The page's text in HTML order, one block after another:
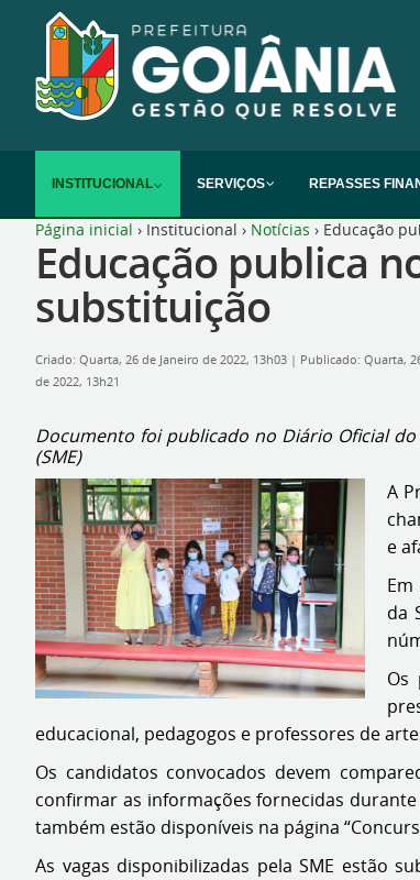
INSTITUCIONAL SERVIÇOS REPASSES
Página inicial › Institucional › Notícias › Educação
Educação publica
substituição
Criado: Quarta, 26 de Janeiro de 2022, 13h03 | Publicado: Quarta,
de 2022, 13h21
Documento foi publicado no Diário Oficial
(SME)
A
e
da
Os
educacional, pedagogos e professores de
Os candidatos convocados devem
confirmar as informações fornecidas
também estão disponíveis na página
As vagas disponibilizadas pela SME estão